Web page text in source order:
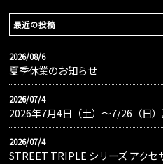
最近の投稿
2026/08/6
夏季休業のお知らせ
2026/07/4
2026年7月4日（土）〜7/26（日
2026/07/4
STREET TRIPLE シリーズ アク